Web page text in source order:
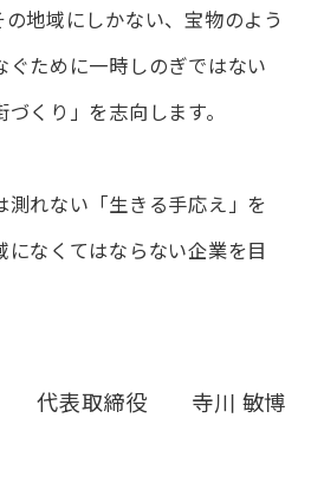
の地域にしかない、宝物のよう
ぐために一時しのぎではない
づくり」を志向します。
測れない「生きる手応え」を
になくてはならない企業を目
代表取締役 寺川 敏博